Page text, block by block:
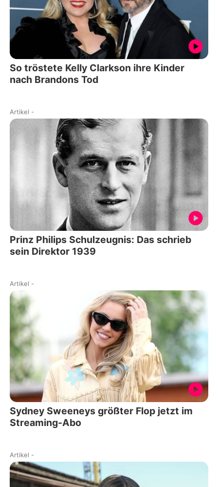
So tröstete Kelly Clarkson ihre Kinder
nach Brandons Tod
Artikel -
Prinz Philips Schulzeugnis: Das schrieb
sein Direktor 1939
Artikel -
Sydney Sweeneys größter Flop jetzt im
Streaming-Abo
Artikel -